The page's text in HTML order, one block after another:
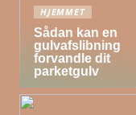
HJEMMET
Sådan kan en
gulvafslibning
forvandle dit
parketgulv